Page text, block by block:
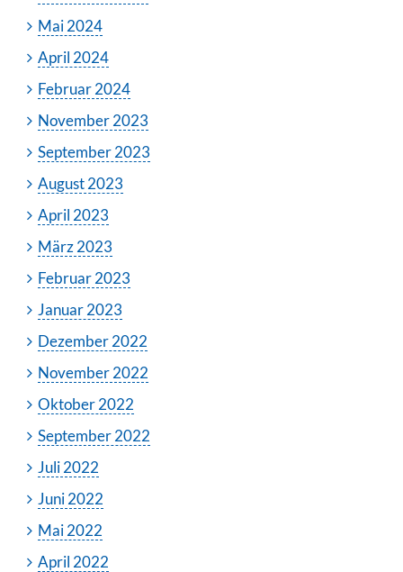
Mai 2024
April 2024
Februar 2024
November 2023
September 2023
August 2023
April 2023
März 2023
Februar 2023
Januar 2023
Dezember 2022
November 2022
Oktober 2022
September 2022
Juli 2022
Juni 2022
Mai 2022
April 2022